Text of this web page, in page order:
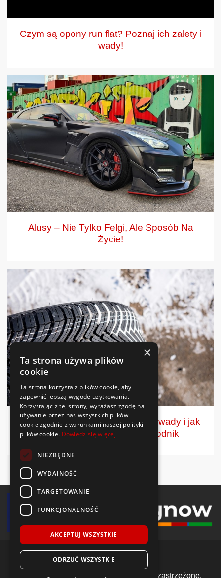
Czym są opony run flat? Poznaj ich zalety i
wady!
Alusy – Nie Tylko Felgi, Ale Sposób Na
Życie!
Opona wielosezonowa – zalety, wady i jak
wybrać najlepszą? | Przewodnik
© 2018-2026 Voida.pl. Wszelkie prawa zastrzeżone.
×
Ta strona używa plików
cookie
Ta strona korzysta z plików cookie, aby
zapewnić lepszą wygodę użytkowania.
Korzystając z tej strony, wyrażasz zgodę na
używanie przez nas wszystkich plików
cookie zgodnie z warunkami naszej polityki
plików cookie. Dowiedz się więcej
NIEZBĘDNE
WYDAJNOŚĆ
TARGETOWANIE
FUNKCJONALNOŚĆ
AKCEPTUJ WSZYSTKIE
ODRZUĆ WSZYSTKIE